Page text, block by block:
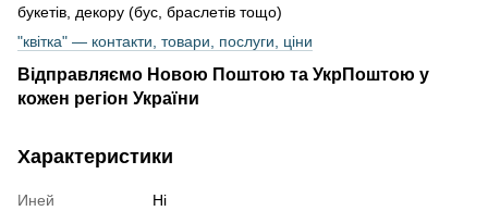
букетів, декору (бус, браслетів тощо)
"квітка" — контакти, товари, послуги, ціни
Відправляємо Новою Поштою та УкрПоштою у
кожен регіон України
Характеристики
Иней Ні